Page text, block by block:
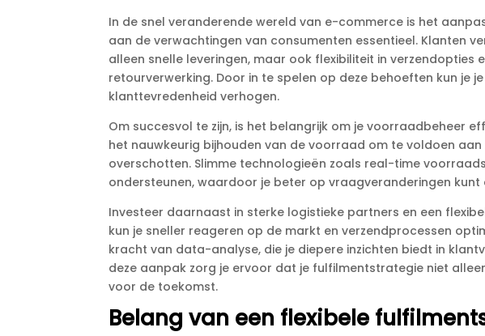
In de snel veranderende wereld van e-commerce is het
aan de verwachtingen van consumenten essentieel.​ Klanten
alleen snelle leveringen, maar ook flexibiliteit in verzendopties
retourverwerking.​ Door in te spelen op deze behoeften kun je
klanttevredenheid verhogen.​
Om succesvol te zijn, is het belangrijk om je voorraadbeheer
het nauwkeurig bijhouden van de voorraad om te voldoen
overschotten.​ Slimme technologieën zoals real-time
ondersteunen, waardoor je beter op vraagveranderingen kunt
Investeer daarnaast in sterke logistieke partners en een
kun je sneller reageren op de markt en verzendprocessen
kracht van data-analyse, die je diepere inzichten biedt in
deze aanpak zorg je ervoor dat je fulfilmentstrategie niet
voor de toekomst.​
Belang van een flexibele